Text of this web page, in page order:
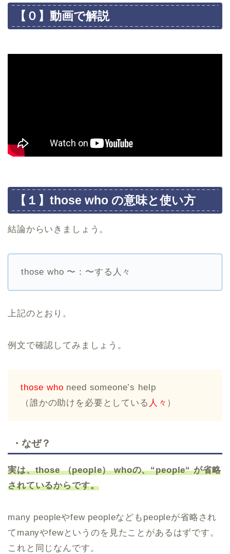
【０】動画で解説
【１】those who の意味と使い方
結論からいきましょう。
those who 〜：〜する人々
上記のとおり。
例文で確認してみましょう。
those who need someone’s help
（誰かの助けを必要としている 人々 ）
・なぜ？
実は、those （people） whoの、“people“ が省略
されているからです。
many peopleやfew peopleなどもpeopleが省略され
てmanyやfewというのを見たことがあるはずです。
これと同じなんです。